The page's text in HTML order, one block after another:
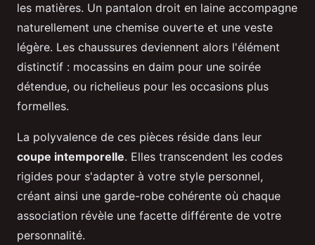
les matières. Un pantalon droit en laine accompagne
naturellement une chemise ouverte et une veste
légère. Les chaussures deviennent alors l'élément
distinctif : mocassins en daim pour une soirée
détendue, ou richelieus pour les occasions plus
formelles.
La polyvalence de ces pièces réside dans leur
coupe intemporelle. Elles transcendent les codes
rigides pour s'adapter à votre style personnel,
créant ainsi une garde-robe cohérente où chaque
association révèle une facette différente de votre
personnalité.